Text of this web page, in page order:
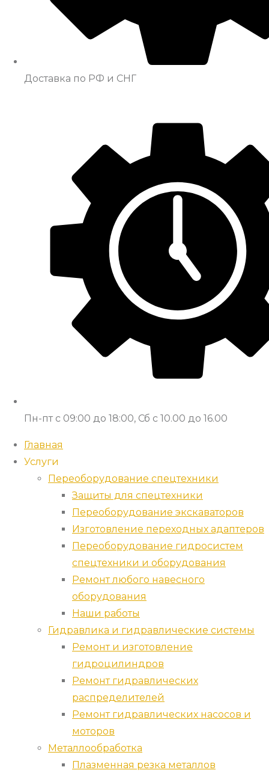
Доставка по РФ и СНГ
Пн-пт с 09:00 до 18:00, Сб с 10.00 до 16.00
Главная
Услуги
Переоборудование спецтехники
Защиты для спецтехники
Переоборудование экскаваторов
Изготовление переходных адаптеров
Переоборудование гидросистем
спецтехники и оборудования
Ремонт любого навесного
оборудования
Наши работы
Гидравлика и гидравлические системы
Ремонт и изготовление
гидроцилиндров
Ремонт гидравлических
распределителей
Ремонт гидравлических насосов и
моторов
Металлообработка
Плазменная резка металлов